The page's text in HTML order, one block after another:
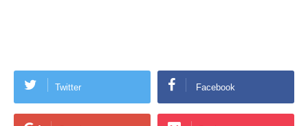
Twitter Facebook